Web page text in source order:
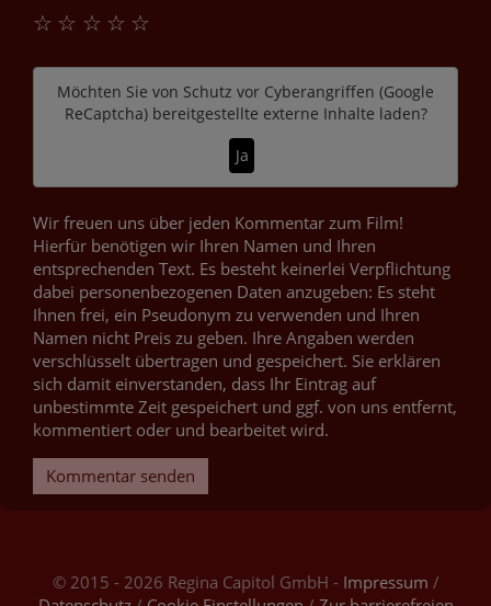
☆
☆
☆
☆
☆
Möchten Sie von Schutz vor Cyberangriffen (Google
ReCaptcha)bereitgestellte externe Inhalte laden?
Ja
Wir freuen uns über jeden Kommentar zum Film!
Hierfür benötigen wir Ihren Namen und Ihren
entsprechenden Text. Es besteht keinerlei Verpflichtung
dabei personenbezogenen Daten anzugeben: Es steht
Ihnen frei, ein Pseudonym zu verwenden und Ihren
Namen nicht Preis zu geben. Ihre Angaben werden
verschlüsselt übertragen und gespeichert. Sie erklären
sich damit einverstanden, dass Ihr Eintrag auf
unbestimmte Zeit gespeichert und ggf. von uns entfernt,
kommentiert oder und bearbeitet wird.
Kommentar senden
© 2015 - 2026 Regina Capitol GmbH - Impressum /